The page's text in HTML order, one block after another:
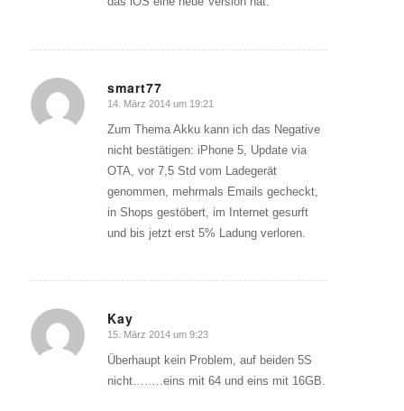
smart77
sagte:
14. März 2014 um 19:21
Zum Thema Akku kann ich das Negative
nicht bestätigen: iPhone 5, Update via
OTA, vor 7,5 Std vom Ladegerät
genommen, mehrmals Emails gecheckt,
in Shops gestöbert, im Internet gesurft
und bis jetzt erst 5% Ladung verloren.
Kay
sagte:
15. März 2014 um 9:23
Überhaupt kein Problem, auf beiden 5S
nicht……..eins mit 64 und eins mit 16GB.